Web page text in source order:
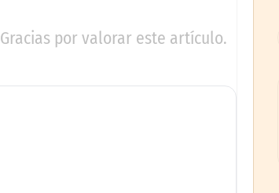
Gracias por valorar este artículo.